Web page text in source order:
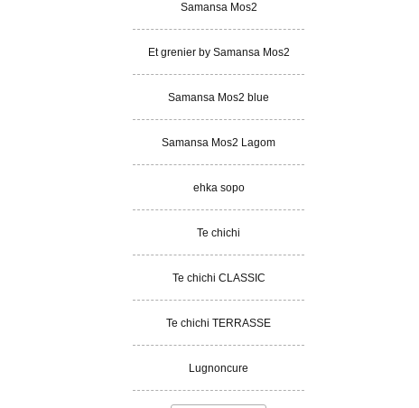
Samansa Mos2
Et grenier by Samansa Mos2
Samansa Mos2 blue
Samansa Mos2 Lagom
ehka sopo
Te chichi
Te chichi CLASSIC
Te chichi TERRASSE
Lugnoncure